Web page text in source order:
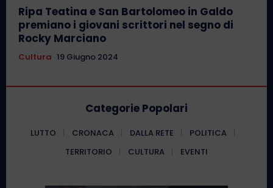
Ripa Teatina e San Bartolomeo in Galdo
premiano i giovani scrittori nel segno di
Rocky Marciano
Cultura 19 Giugno 2024
Categorie Popolari
LUTTO CRONACA DALLA RETE
POLITICA
TERRITORIO
CULTURA EVENTI